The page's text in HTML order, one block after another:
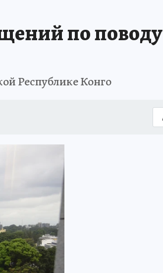
по поводу
Республике Конго